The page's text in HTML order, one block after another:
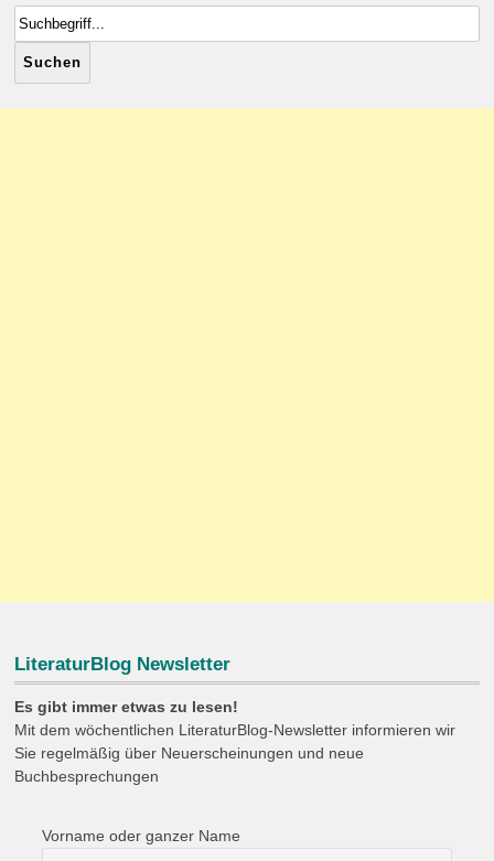
LiteraturBlog Newsletter
Es gibt immer etwas zu lesen!
Mit dem wöchentlichen LiteraturBlog-Newsletter informieren wir
Sie regelmäßig über Neuerscheinungen und neue
Buchbesprechungen
Vorname oder ganzer Name